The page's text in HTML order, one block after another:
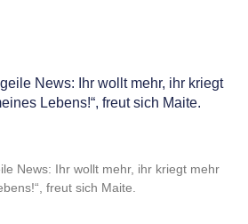
News: Ihr wollt mehr, ihr kriegt
Lebens!“, freut sich Maite.
News: Ihr wollt mehr, ihr kriegt mehr
freut sich Maite.